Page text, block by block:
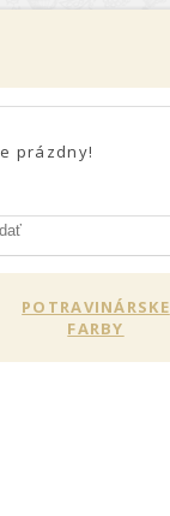
prázdny!
POTRAVINÁRSKE
FARBY